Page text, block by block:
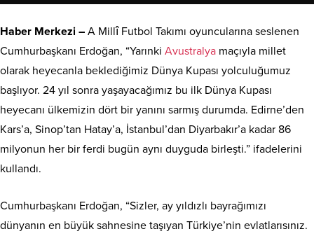
Haber Merkezi – A Millî Futbol Takımı oyuncularına seslenen
Cumhurbaşkanı Erdoğan, “Yarınki Avustralya maçıyla millet
olarak heyecanla beklediğimiz Dünya Kupası yolculuğumuz
başlıyor. 24 yıl sonra yaşayacağımız bu ilk Dünya Kupası
heyecanı ülkemizin dört bir yanını sarmış durumda. Edirne’den
Kars’a, Sinop’tan Hatay’a, İstanbul’dan Diyarbakır’a kadar 86
milyonun her bir ferdi bugün aynı duyguda birleşti.” ifadelerini
kullandı.
Cumhurbaşkanı Erdoğan, “Sizler, ay yıldızlı bayrağımızı
dünyanın en büyük sahnesine taşıyan Türkiye’nin evlatlarısınız.